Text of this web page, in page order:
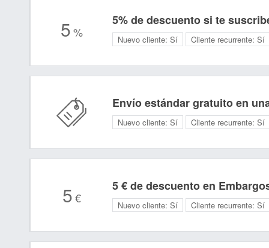
5%
5% de descuento si te
Nuevo cliente: Sí Cliente recurrente: Sí
Envío estándar gratuito en
Nuevo cliente: Sí Cliente recurrente: Sí
5€
5 € de descuento en
Nuevo cliente: Sí Cliente recurrente: Sí